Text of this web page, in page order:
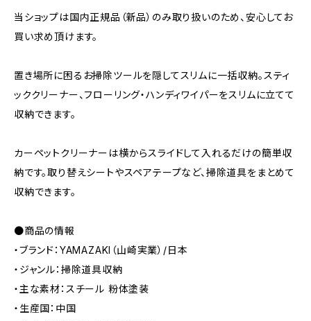
当ショップは国内正規品（新品）のみ取り扱いのため、安心してお
買い求め頂けます。
置き場所に困るお掃除ツールを隠してスリムに一括収納。スティ
ッククリーナー、フローリング・ハンディワイパーをスリムに立てて
収納できます。
カーペットクリーナーは横からスライドして入れるだけの簡単収
納です。取り替えシートやスペアテープなど、掃除道具をまとめて
収納できます。
●商品の情報
・ブランド：YAMAZAKI（山崎実業）/日本
・ジャンル：掃除道具収納
・主な素材：スチール 粉体塗装
・生産国：中国